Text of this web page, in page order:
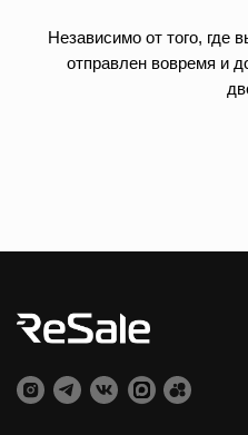
Независимо от того, где
отправлен вовремя и